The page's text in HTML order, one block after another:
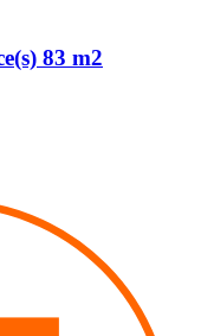
83 m2